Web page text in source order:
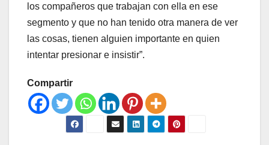
los compañeros que trabajan con ella en ese
segmento y que no han tenido otra manera de ver
las cosas, tienen alguien importante en quien
intentar presionar e insistir”.
Compartir